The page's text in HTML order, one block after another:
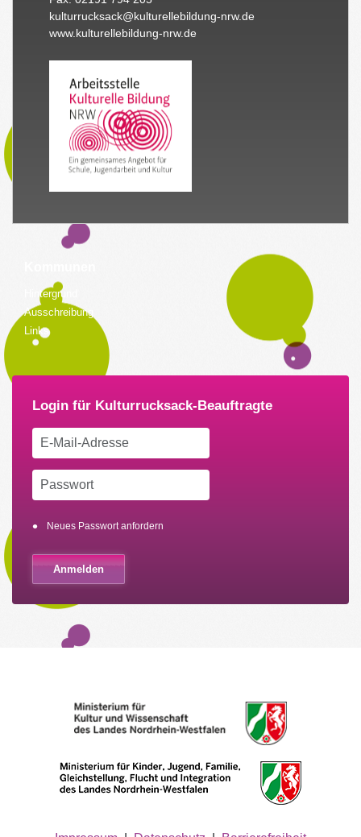
kulturrucksack@kulturellebildung-nrw.de
www.kulturellebildung-nrw.de
Hintergrund
Ausschreibung
Links
Neues Passwort anfordern